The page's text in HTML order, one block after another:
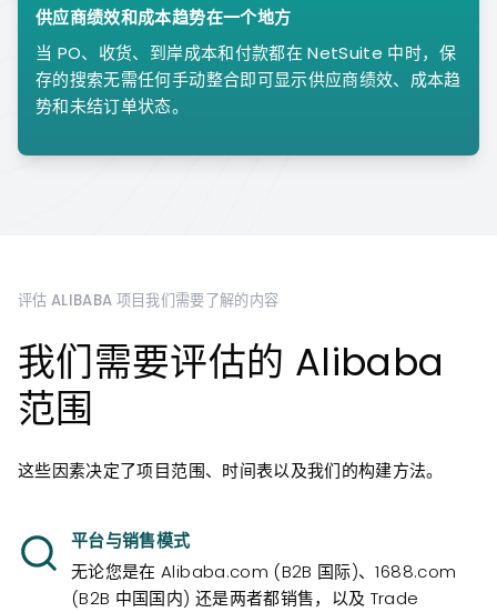
供应商绩效和成本趋势在一个地方
当 PO、收货、到岸成本和付款都在 NetSuite 中时，保
存的搜索无需任何手动整合即可显示供应商绩效、成本趋
势和未结订单状态。
评估 ALIBABA 项目我们需要了解的内容
我们需要评估的 Alibaba
范围
这些因素决定了项目范围、时间表以及我们的构建方法。
平台与销售模式
无论您是在 Alibaba.com (B2B 国际)、1688.com
(B2B 中国国内) 还是两者都销售，以及 Trade